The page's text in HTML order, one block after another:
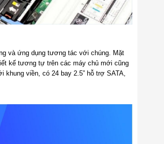
và ứng dụng tương tác với chúng. Mặt
kế tương tự trên các máy chủ mới cũng
khung viền, có 24 bay 2.5” hỗ trợ SATA,